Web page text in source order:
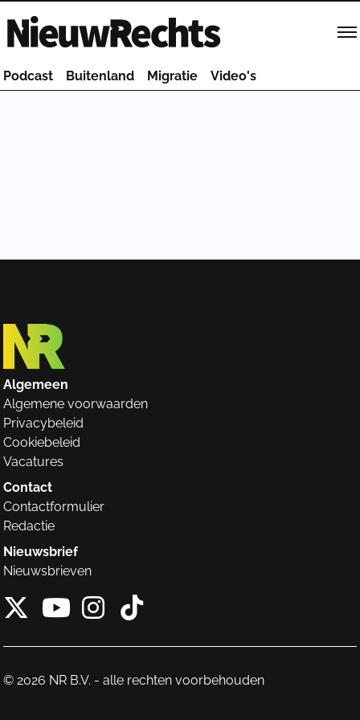
Homepage van NieuwRechts
Podcast Buitenland Migratie Video's
Algemeen
Algemene voorwaarden
Privacybeleid
Cookiebeleid
Vacatures
Contact
Contactformulier
Redactie
Nieuwsbrief
Nieuwsbrieven
X van NieuwRechts
Instagram van
Tiktok van
© 2026 NR B.V. - alle rechten voorbehouden